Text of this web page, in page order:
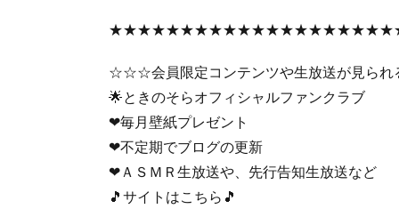
☆☆☆会員限定コンテンツや生放送が見ら
🌟ときのそらオフィシャルファンクラブ
❤毎月壁紙プレゼント
❤不定期でブログの更新
❤ＡＳＭＲ生放送や、先行告知生放送など
🎵サイトはこちら🎵